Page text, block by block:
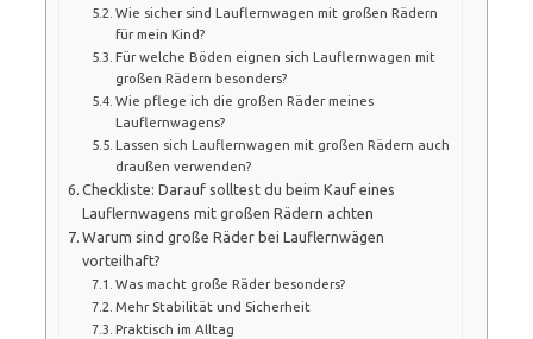
Wie sicher sind Lauflernwagen mit großen Rädern
für mein Kind?
Für welche Böden eignen sich Lauflernwagen mit
großen Rädern besonders?
Wie pflege ich die großen Räder meines
Lauflernwagens?
Lassen sich Lauflernwagen mit großen Rädern auch
draußen verwenden?
Checkliste: Darauf solltest du beim Kauf eines
Lauflernwagens mit großen Rädern achten
Warum sind große Räder bei Lauflernwägen
vorteilhaft?
Was macht große Räder besonders?
Mehr Stabilität und Sicherheit
Praktisch im Alltag